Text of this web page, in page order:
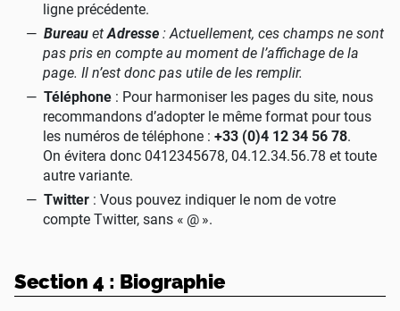
ligne précédente.
BureauetAdresse: Actuellement, ces champs ne sont
pas pris en compte au moment de l’affichage de la
page. Il n’est donc pas utile de les remplir.
Téléphone: Pour harmoniser les pages du site, nous
recommandons d’adopter le même format pour tous
les numéros de téléphone : +33 (0)4 12 34 56 78.
On évitera donc 0412345678, 04.12.34.56.78 et toute
autre variante.
Twitter: Vous pouvez indiquer le nom de votre
compte Twitter, sans « @ ».
Section 4 : Biographie